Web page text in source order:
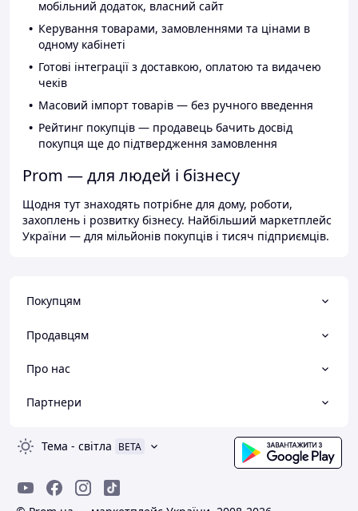
мобільний додаток, власний сайт
Керування товарами, замовленнями та цінами в
одному кабінеті
Готові інтеграції з доставкою, оплатою та видачею
чеків
Масовий імпорт товарів — без ручного введення
Рейтинг покупців — продавець бачить досвід
покупця ще до підтвердження замовлення
Prom — для людей і бізнесу
Щодня тут знаходять потрібне для дому, роботи,
захоплень і розвитку бізнесу. Найбільший маркетплейс
України — для мільйонів покупців і тисяч підприємців.
Покупцям
Продавцям
Про нас
Партнери
Тема - світла BETA